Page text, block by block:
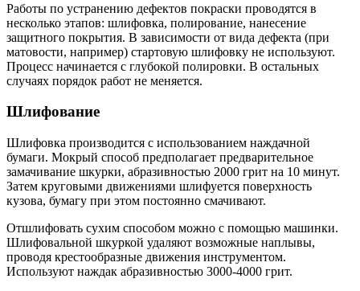
Работы по устранению дефектов покраски проводятся в
несколько этапов: шлифовка, полирование, нанесение
защитного покрытия. В зависимости от вида дефекта (при
матовости, например) стартовую шлифовку не используют.
Процесс начинается с глубокой полировки. В остальных
случаях порядок работ не меняется.
Шлифование
Шлифовка производится с использованием наждачной
бумаги. Мокрый способ предполагает предварительное
замачивание шкурки, абразивностью 2000 грит на 10 минут.
Затем круговыми движениями шлифуется поверхность
кузова, бумагу при этом постоянно смачивают.
Отшлифовать сухим способом можно с помощью машинки.
Шлифовальной шкуркой удаляют возможные наплывы,
проводя крестообразные движения инструментом.
Используют наждак абразивностью 3000-4000 грит.